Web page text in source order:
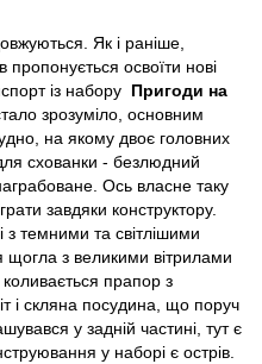
Як і раніше,
пропонується освоїти нові
із набору Пригоди на
зрозуміло, основним
на якому двоє головних
схованки - безлюдний
Ось власне таку
завдяки конструктору.
темними та світлішими
щогла з великими вітрилами
прапор з
і скляна посудина, що поруч
у задній частині, тут є
у наборі є острів.